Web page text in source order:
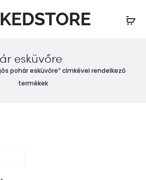
esküvőre
pohár esküvőre” címkével rendelkező
termékek